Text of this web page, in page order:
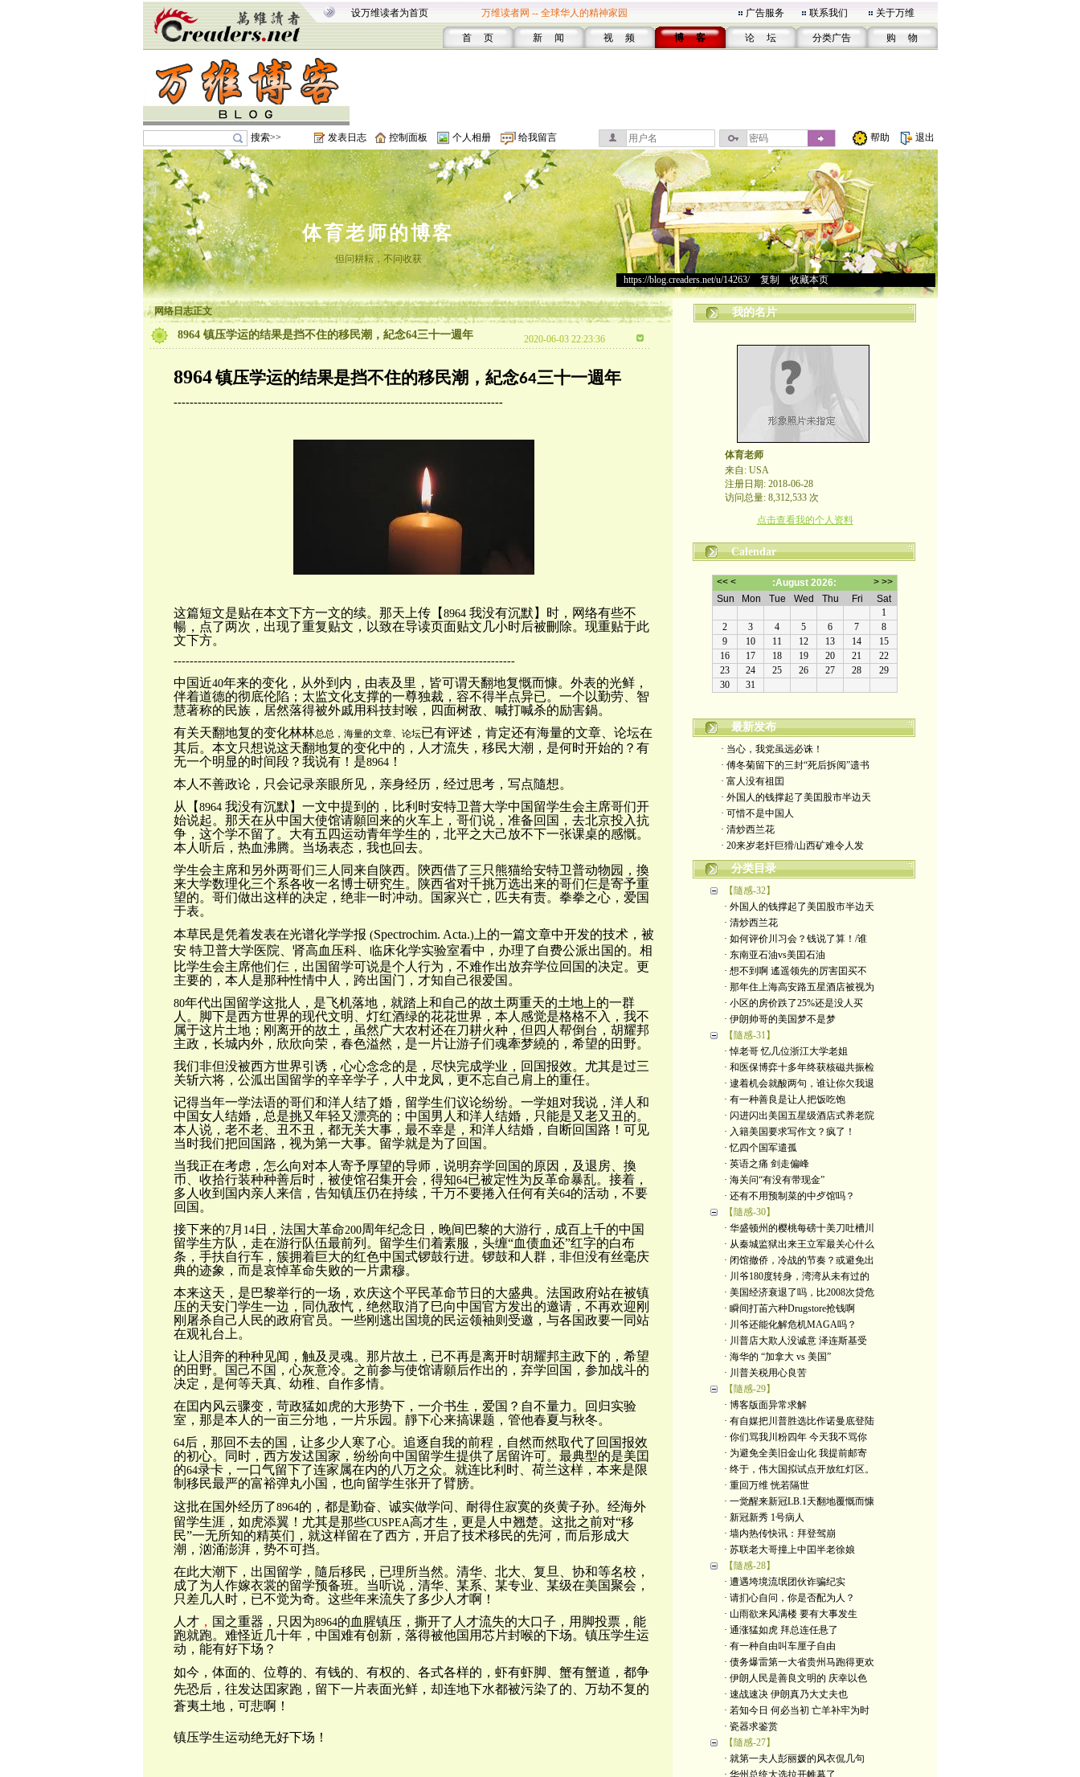
设万维读者为首页 万维读者网 -- 全球华人的精神家园 广告服务 联系我们 关于万维
首 页 新 闻 视 频 博 客 论 坛 分类广告 购 物
搜索>> 发表日志 控制面板 个人相册 给我留言 帮助 退出
体育老师的博客
但问耕耘，不问收获
https://blog.creaders.net/u/14263/> 复制 收藏本页
网络日志正文
8964 镇压学运的结果是挡不住的移民潮，紀念64三十一週年 2020-06-03 22:23:36
8964镇压学运的结果是挡不住的移民潮， 紀念64三十一週年
----------------------------------------------------------------------------------
这篇短文是贴在本文下方一文的续。那天上传【 8964 我没有沉默】时，网络有些不
暢，点了两次，出现了重复贴文，以致在导读页面贴文几小时后被刪除。现重贴于此
文下方。
-------------------------------------------------------------------------------------
中国近40年来的变化，从外到内，由表及里，皆可谓天翻地复慨而慷。外表的光鲜，
伴着道德的彻底伦陷；太监文化支撑的一尊独裁，容不得半点异已。一个以勤劳、智
慧著称的民族，居然落得被外戚用科技封喉，四面树敌、喊打喊杀的励害鍋。
有关天翻地复的变化林林总总，海量的文章、论坛已有评述，肯定还有海量的文章、论坛在
其后。本文只想说这天翻地复的变化中的，人才流失，移民大潮，是何时开始的？有
无一个明显的时间段？我说有！是8964！
本人不善政论，只会记录亲眼所见，亲身经历，经过思考，写点隨想。
从【 8964 我没有沉默】一文中提到的，比利时安特卫普大学中国留学生会主席哥们开
始说起。那天在从中国大使馆请願回来的火车上，哥们说，准备回国，去北京投入抗
争，这个学不留了。大有五四运动青年学生的，北平之大己放不下一张课桌的感慨。
本人听后，热血沸腾。当场表态，我也回去。
学生会主席和另外两哥们三人同来自陕西。陝西借了三只熊猫给安特卫普动物园，換
来大学数理化三个系各收一名博士研究生。陕西省对千挑万选出来的哥们仨是寄予重
望的。哥们做出这样的决定，绝非一时冲动。国家兴亡，匹夫有责。拳拳之心，爱国
于表。
本草民是凭着发表在光谱化学学报 (Spectrochim. Acta.) 上的一篇文章中开发的技术，被
安 特卫普大学医院、肾高血压科、临床化学实验室看中，办理了自费公派出国的。相
比学生会主席他们仨，出国留学可说是个人行为，不难作出放弃学位回国的决定。更
主要的，本人是那种性情中人，跨出国门，才知自己很爱国。
80年代出国留学这批人，是飞机落地，就踏上和自己的故土两重天的土地上的一群
人。脚下是西方世界的现代文明、灯红酒绿的花花世界，本人感觉是格格不入，我不
属于这片土地；刚离开的故土，虽然广大农村还在刀耕火种，但四人帮倒台，胡耀邦
主政，长城内外，欣欣向荣，春色溢然，是一片让游子们魂牽梦繞的，希望的田野。
我们非但没被西方世界引诱，心心念念的是，尽快完成学业，回国报效。尤其是过三
关斩六将，公泒出国留学的辛辛学子，人中龙凤，更不忘自己肩上的重任。
记得当年一学法语的哥们和洋人结了婚，留学生们议论纷纷。一学姐对我说，洋人和
中国女人结婚，总是挑又年轻又漂亮的；中国男人和洋人结婚，只能是又老又丑的。
本人说，老不老、丑不丑，都无关大事，最不幸是，和洋人结婚，自断回国路！可见
当时我们把回国路，视为第一大事。留学就是为了回国。
当我正在考虑，怎么向对本人寄予厚望的导师，说明弃学回国的原因，及退房、換
币、收拾行装种种善后时，被使馆召集开会，得知64已被定性为反革命暴乱。接着，
多人收到国内亲人来信，告知镇压仍在持续，千万不要捲入任何有关64的活动，不要
回国。
接下来的7月 14日，法国大革命200周年纪念日，晚间巴黎的大游行，成百上千的中国
留学生方队，走在游行队伍最前列。留学生们着素服，头缠“血债血还”红字的白布
条，手扶自行车， 簇拥着巨大的红色中国式锣鼓行进。锣鼓和人群，非但没有丝毫庆
典的迹象，而是哀悼革命失败的一片肃穆。
本来这天，是巴黎举行的一场，欢庆这个平民革命节日的大盛典。法国政府站在被镇
压的天安门学生一边，同仇敌忾，绝然取消了巳向中国官方发出的邀请，不再欢迎刚
刚屠杀自己人民的政府官员。一些刚逃出国境的民运领袖则受邀，与各国政要一同站
在观礼台上。
让人泪奔的种种见闻，触及灵魂。那片故土，已不再是离开时胡耀邦主政下的，希望
的田野。国己不国，心灰意冷。之前参与使馆请願后作出的，弃学回国，参加战斗的
决定，是何等天真、幼稚、自作多情。
在囯内风云骤变，苛政猛如虎的大形势下，一介书生，爱国？自不量力。回归实验
室，那是本人的一亩三分地，一片乐园。靜下心来搞课题，管他春夏与秋冬。
64后，那回不去的国，让多少人寒了心。追逐自我的前程，自然而然取代了回国报效
的初心。同时，西方发迖国家，纷纷向中国留学生提供了居留许可。最典型的是美囯
的64录卡，一口气留下了连家属在内的八万之众。就连比利时、荷兰这样，本来是限
制移民最严的富裕弹丸小国，也向留学生张开了臂膀。
这批在国外经历了8964的，都是勤奋
诚实做学问、耐得住寂寞的炎黄子孙。经海外
留学生涯，如虎添翼！尤其是那些CUSPEA高才生，更是人中翘楚。这批之前对“移
民”一无所知的精英们，就这样留在了西方，开启了技术移民的先河，而后形成大
潮，汹涌澎湃，势不可挡。
在此大潮下，出国留学，隨后移民，已理所当然。清华、北大、复旦、协和等名校，
成了为人作嫁衣裳的留学预备班。当听说，清华、某系、某专业、某级在美国聚会，
只差几人时，已不觉为奇。这些年来流失了多少人才啊！
人才， 国之重器，只因为8964的血腥镇压，撕开了人才流失的大口子，用脚投票，能
跑就跑。难怪近几十年，中国难有创新，落得被他国用芯片封喉的下场。镇压学生运
动，能有好下场？
如今，体面的、位尊的、有钱的、有权的、各式各样的，虾有虾脚、蟹有蟹道，都争
先恐后，往发达囯家跑，留下一片表面光鲜，却连地下水都被污染了的、万劫不复的
蒼夷土地，可悲啊！
镇压学生运动绝无好下场！
我的名片
体育老师
来自: USA
注册日期: 2018-06-28
访问总量: 8,312,533 次
点击查看我的个人资料
Calendar
最新发布
· 当心，我党虽远必诛！
· 傅冬菊留下的三封“死后拆阅”遗书
· 富人没有祖囯
· 外国人的钱撑起了美囯股市半边天
· 可惜不是中国人
· 清炒西兰花
· 20来岁老奸巨猾/山西矿难令人发
分类目录
【隨感-32】
· 外国人的钱撑起了美囯股市半边天
· 清炒西兰花
· 如何评价川习会？钱说了算！/谁
· 东南亚石油vs美囯石油
· 想不到啊 遙遥领先的厉害囯买不
· 那年住上海高安路五星酒店被视为
· 小区的房价跌了25%还是没人买
· 伊朗帅哥的美国梦不是梦
【隨感-31】
· 悼老哥 忆几位浙江大学老姐
· 和医保博弈十多年终获核磁共振检
· 逮着机会就酸两句，谁让你欠我退
· 有一种善良是让人把饭吃饱
· 闪进闪出美国五星级酒店式养老院
· 入籍美国要求写作文？疯了！
· 忆四个国军遣孤
· 英语之痛 剑走偏峰
· 海关问“有没有带现金”
· 还有不用预制菜的中歺馆吗？
【隨感-30】
· 华盛顿州的樱桃每磅十美刀吐槽川
· 从秦城监狱出来王立军最关心什么
· 闭馆撤侨，冷战的节奏？或避免出
· 川爷180度转身，湾湾从未有过的
· 美国经济衰退了吗，比2008次贷危
· 瞬间打苖六种Drugstore抢钱啊
· 川爷还能化解危机MAGA吗？
· 川普店大欺人没诚意 泽连斯基受
· 海华的 “加拿大 vs 美国”
· 川普关税用心良苦
【隨感-29】
· 博客版面异常求解
· 有自媒把川普胜选比作诺曼底登陆
· 你们骂我川粉四年 今天我不骂你
· 为避免全美旧金山化 我提前邮寄
· 终于，伟大国拟试点开放红灯区。
· 重回万维 恍若隔世
· 一觉醒来新冠LB.1天翻地覆慨而慷
· 新冠新秀 1号病人
· 墙内热传快讯：拜登驾崩
· 苏联老大哥撞上中囯半老徐娘
【隨感-28】
· 遭遇垮境流氓团伙诈骗纪实
· 请扪心自问，你是否配为人？
· 山雨欲来风满楼 要有大事发生
· 通涨猛如虎 拜总连任悬了
· 有一种自由叫车厘子自由
· 债务爆雷第一大省贵州马跑得更欢
· 伊朗人民是善良文明的 庆幸以色
· 速战速决 伊朗真乃大丈夫也
· 若知今日 何必当初 亡羊补牢为时
· 瓷器求鉴赏
【隨感-27】
· 就第一夫人彭丽媛的风衣侃几句
· 华州总统大选拉开帷幕了